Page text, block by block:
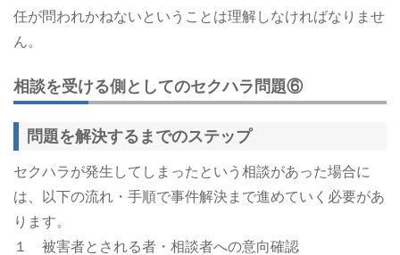
任が問われかねないということは理解しなければなりませ
ん。
相談を受ける側としてのセクハラ問題⑥
問題を解決するまでのステップ
セクハラが発生してしまったという相談があった場合に
は、以下の流れ・手順で事件解決まで進めていく必要があ
ります。
１ 被害者とされる者・相談者への意向確認